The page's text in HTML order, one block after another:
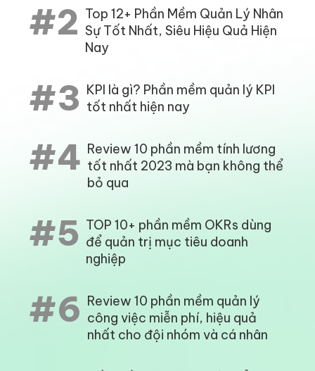
#2 Top 12+ Phần Mềm Quản Lý Nhân
Sự Tốt Nhất, Siêu Hiệu Quả Hiện
Nay
#3 KPI là gì? Phần mềm quản lý KPI
tốt nhất hiện nay
#4 Review 10 phần mềm tính lương
tốt nhất 2023 mà bạn không thể
bỏ qua
#5 TOP 10+ phần mềm OKRs dùng
để quản trị mục tiêu doanh
nghiệp
#6 Review 10 phần mềm quản lý
công việc miễn phí, hiệu quả
nhất cho đội nhóm và cá nhân